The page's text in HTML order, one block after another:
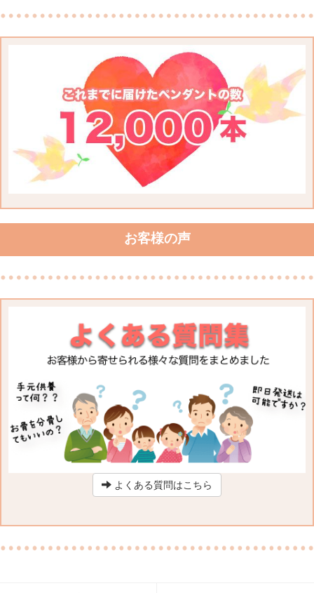
お客様の声
よくある質問はこちら